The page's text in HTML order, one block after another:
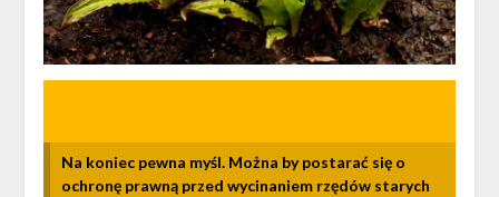
Na koniec pewna myśl. Można by postarać się o
ochronę prawną przed wycinaniem rzędów starych